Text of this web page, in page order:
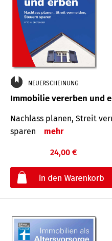
NEUERSCHEINUNG
Immobilie vererben und
Nachlass planen, Streit
sparen
mehr
24,00 €